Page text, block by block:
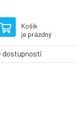
Košík
je prázdný
dostupnosti